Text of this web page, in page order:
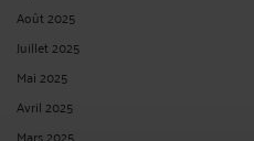
Août 2025
Juillet 2025
Mai 2025
Avril 2025
Mars 2025